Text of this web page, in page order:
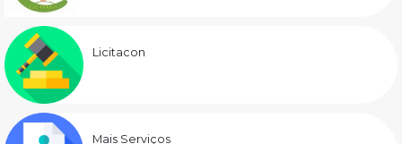
Licitacon
Mais Serviços